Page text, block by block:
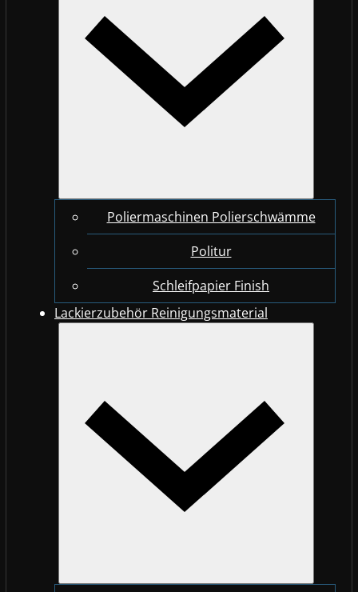
Poliermaschinen Polierschwämme
Politur
Schleifpapier Finish
Lackierzubehör Reinigungsmaterial